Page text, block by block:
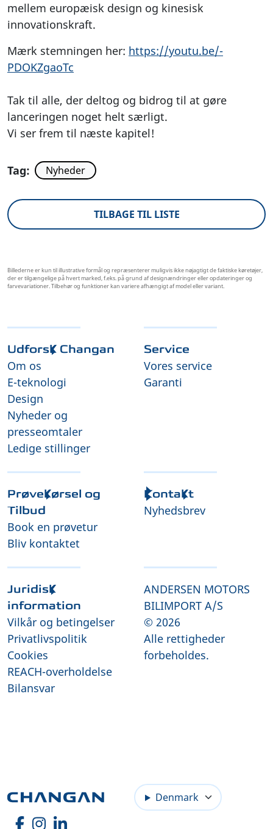
mellem europæisk design og kinesisk
innovationskraft.
Mærk stemningen her: https://youtu.be/-
PDOKZgaoTc
Tak til alle, der deltog og bidrog til at gøre
lanceringen noget helt særligt.
Vi ser frem til næste kapitel!
Tag: Nyheder
TILBAGE TIL LISTE
Billederne er kun til illustrative formål og repræsenterer muligvis ikke nøjagtigt de faktiske køretøjer,
der er tilgængelige på hvert marked, f.eks. på grund af designændringer eller opdateringer og
farvevariationer. Tilbehør og funktioner kan variere afhængigt af model eller variant.
Udforsk Changan
Om os
E-teknologi
Design
Nyheder og
presseomtaler
Ledige stillinger
Service
Vores service
Garanti
Prøvekørsel og
Tilbud
Book en prøvetur
Bliv kontaktet
Kontakt
Nyhedsbrev
Juridisk
information
Vilkår og betingelser
Privatlivspolitik
Cookies
REACH-overholdelse
Bilansvar
ANDERSEN MOTORS
BILIMPORT A/S
© 2026
Alle rettigheder
forbeholdes.
Denmark